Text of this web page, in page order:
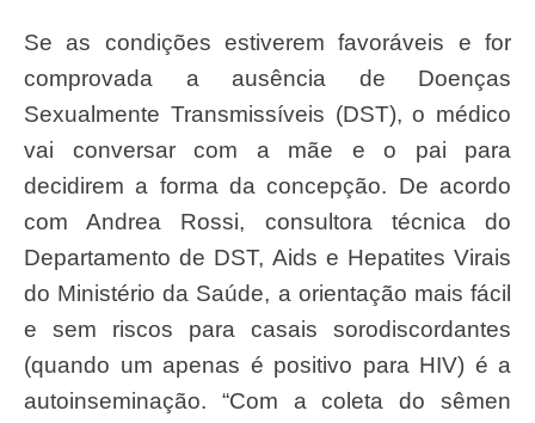
Se as condições estiverem favoráveis e for
comprovada a ausência de Doenças
Sexualmente Transmissíveis (DST), o médico
vai conversar com a mãe e o pai para
decidirem a forma da concepção. De acordo
com Andrea Rossi, consultora técnica do
Departamento de DST, Aids e Hepatites Virais
do Ministério da Saúde, a orientação mais fácil
e sem riscos para casais sorodiscordantes
(quando um apenas é positivo para HIV) é a
autoinseminação. “Com a coleta do sêmen